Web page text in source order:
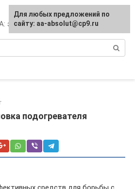
эксплуатация и сервис
подогревателя
Для любых предложений по
сайту: aa-absolut@cp9.ru